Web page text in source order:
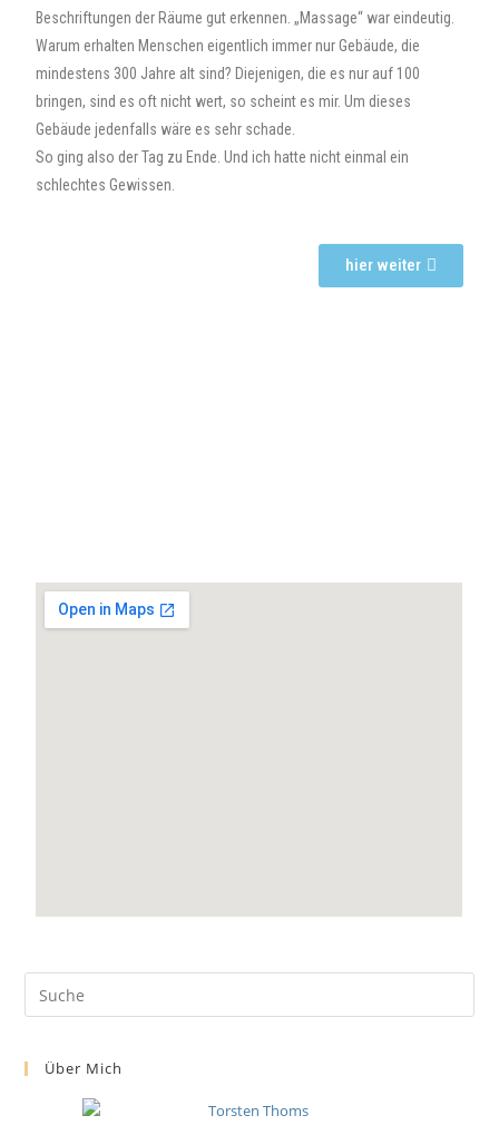
Beschriftungen der Räume gut erkennen. „Massage“ war eindeutig.
Warum erhalten Menschen eigentlich immer nur Gebäude, die
mindestens 300 Jahre alt sind? Diejenigen, die es nur auf 100
bringen, sind es oft nicht wert, so scheint es mir. Um dieses
Gebäude jedenfalls wäre es sehr schade.
So ging also der Tag zu Ende. Und ich hatte nicht einmal ein
schlechtes Gewissen.
hier weiter
Über Mich